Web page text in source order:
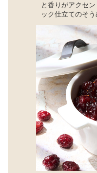
と香りがアクセ
ック仕立てのそう